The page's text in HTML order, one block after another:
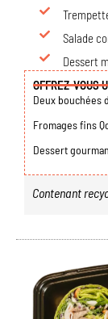
Salade
Dessert
OFFREZ-VOUS
Deux bouchées
Fromages fins
Dessert
Contenant